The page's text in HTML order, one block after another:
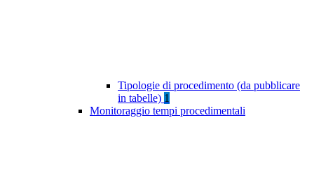
Tipologie di procedimento (da pubblicare
in tabelle) 1
Monitoraggio tempi procedimentali